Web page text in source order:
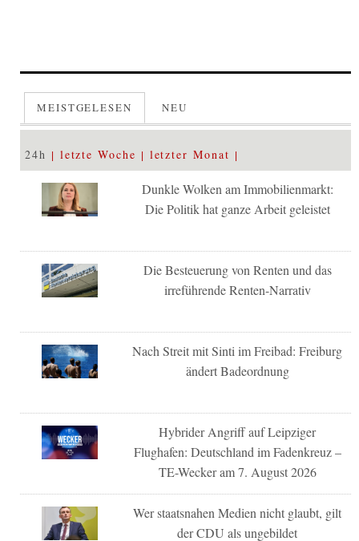
MEISTGELESEN NEU
24h letzte Woche letzter Monat
Dunkle Wolken am Immobilienmarkt:
Die Politik hat ganze Arbeit geleistet
Die Besteuerung von Renten und das
irreführende Renten-Narrativ
Nach Streit mit Sinti im Freibad: Freiburg
ändert Badeordnung
Hybrider Angriff auf Leipziger
Flughafen: Deutschland im Fadenkreuz –
TE-Wecker am 7. August 2026
Wer staatsnahen Medien nicht glaubt, gilt
der CDU als ungebildet